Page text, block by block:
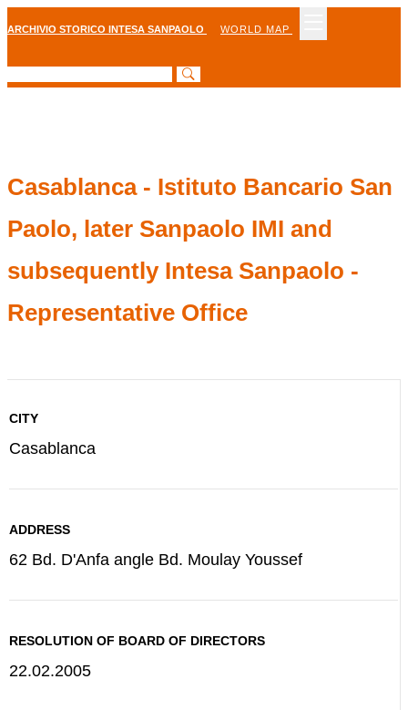
ARCHIVIO STORICO INTESA SANPAOLO WORLD MAP
Casablanca - Istituto Bancario San
Paolo, later Sanpaolo IMI and
subsequently Intesa Sanpaolo -
Representative Office
CITY
Casablanca
ADDRESS
62 Bd. D'Anfa angle Bd. Moulay Youssef
RESOLUTION OF BOARD OF DIRECTORS
22.02.2005